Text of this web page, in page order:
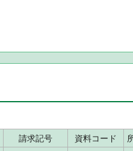
請求記号 資料コード